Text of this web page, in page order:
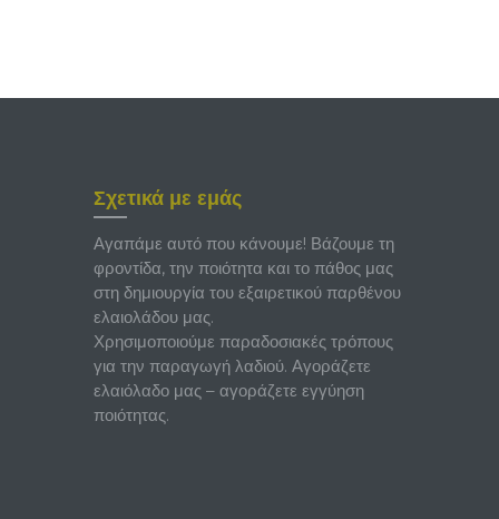
Σχετικά με εμάς
Αγαπάμε αυτό που κάνουμε! Βάζουμε τη
φροντίδα, την ποιότητα και το πάθος μας
στη δημιουργία του εξαιρετικού παρθένου
ελαιολάδου μας.
Χρησιμοποιούμε παραδοσιακές τρόπους
για την παραγωγή λαδιού. Αγοράζετε
ελαιόλαδο μας – αγοράζετε εγγύηση
ποιότητας.